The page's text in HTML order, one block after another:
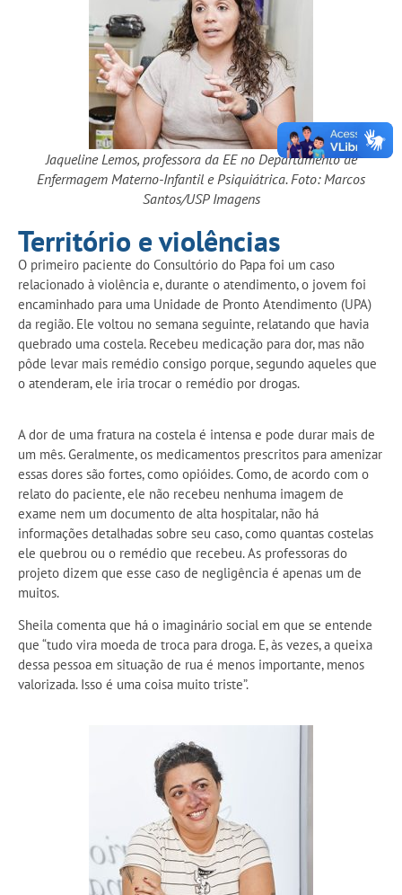
Jaqueline Lemos, professora da EE no Departamento de
Enfermagem Materno-Infantil e Psiquiátrica. Foto: Marcos
Santos/USP Imagens
Território e violências
O primeiro paciente do Consultório do Papa foi um caso
relacionado à violência e, durante o atendimento, o jovem foi
encaminhado para uma Unidade de Pronto Atendimento (UPA)
da região. Ele voltou no semana seguinte, relatando que havia
quebrado uma costela. Recebeu medicação para dor, mas não
pôde levar mais remédio consigo porque, segundo aqueles que
o atenderam, ele iria trocar o remédio por drogas.
A dor de uma fratura na costela é intensa e pode durar mais de
um mês. Geralmente, os medicamentos prescritos para amenizar
essas dores são fortes, como opióides. Como, de acordo com o
relato do paciente, ele não recebeu nenhuma imagem de
exame nem um documento de alta hospitalar, não há
informações detalhadas sobre seu caso, como quantas costelas
ele quebrou ou o remédio que recebeu. As professoras do
projeto dizem que esse caso de negligência é apenas um de
muitos.
Sheila comenta que há o imaginário social em que se entende
que “tudo vira moeda de troca para droga. E, às vezes, a queixa
dessa pessoa em situação de rua é menos importante, menos
valorizada. Isso é uma coisa muito triste”.